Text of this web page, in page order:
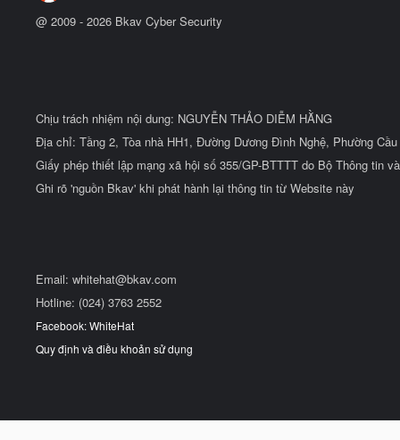
@ 2009 - 2026 Bkav Cyber Security
Chịu trách nhiệm nội dung: NGUYỄN THẢO DIỄM HẰNG
Địa chỉ: Tầng 2, Tòa nhà HH1, Đường Dương Đình Nghệ, Phường
Giấy phép thiết lập mạng xã hội số 355/GP-BTTTT do Bộ Thông tin
Ghi rõ 'nguồn Bkav' khi phát hành lại thông tin từ Website này
Email: whitehat@bkav.com
Hotline: (024) 3763 2552
Facebook: WhiteHat
Quy định và điều khoản sử dụng